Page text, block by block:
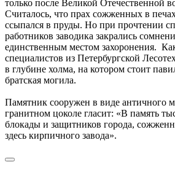
только после Великой Отечественной
Считалось, что прах сожженных в
ссыпался в пруды. Но при прочтении
работников заводика закрались
единственным местом захоронения.
специалистов из Петербургской
в глубине холма, на котором стоит
братская могила.
Памятник сооружен в виде античного
гранитном цоколе гласит: «В память
блокады и защитников города,
здесь кирпичного завода».